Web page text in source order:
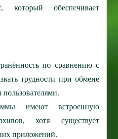
который обеспечивает
по сравнению с
трудности при обмене
имеют встроенную
хотя существует
приложений.